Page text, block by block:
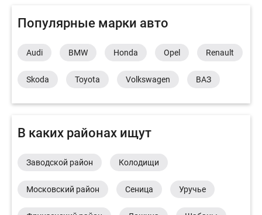
Популярные марки авто
Audi BMW Honda Opel Renault
Skoda Toyota Volkswagen ВАЗ
В каких районах ищут
Заводской район Колодищи
Московский район Сеница Уручье